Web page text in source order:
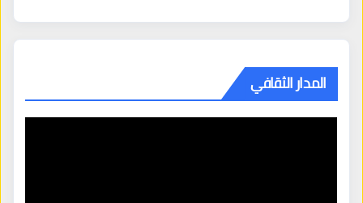
المدار الثقافي